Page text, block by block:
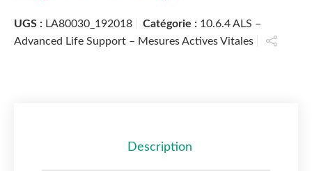
UGS : LA80030_192018 Catégorie : 10.6.4 ALS –
Advanced Life Support – Mesures Actives Vitales
Description